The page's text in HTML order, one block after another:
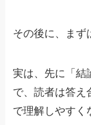
その後に、まず
実は、先に「結
で、読者は答え
で理解しやすく